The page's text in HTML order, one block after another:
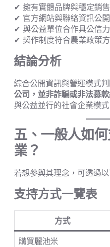
✔ 擁有實體品牌與穩定銷
✔ 官方網站與聯絡資訊公
✔ 與公益單位合作具公信力
✔ 契作制度符合農業政策
結論分析
綜合公開資訊與營運模式判
公司，並非詐騙或非法募
與公益並行的社會企業模式
五、一般人如
業？
若想參與其理念，可透過以
支持方式一覽表
方式
購買麗池米